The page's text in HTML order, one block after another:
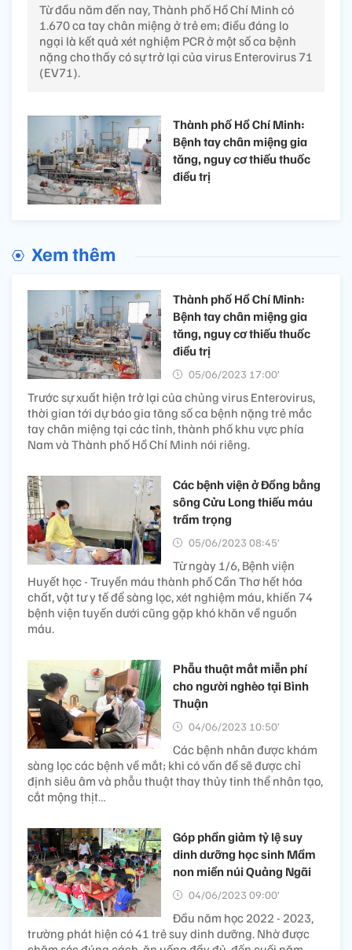
Từ đầu năm đến nay, Thành phố Hồ Chí Minh có
1.670 ca tay chân miệng ở trẻ em; điều đáng lo
ngại là kết quả xét nghiệm PCR ở một số ca bệnh
nặng cho thấy có sự trở lại của virus Enterovirus 71
(EV71).
Thành phố Hồ Chí Minh:
Bệnh tay chân miệng gia
tăng, nguy cơ thiếu thuốc
điều trị
Xem thêm
Thành phố Hồ Chí Minh:
Bệnh tay chân miệng gia
tăng, nguy cơ thiếu thuốc
điều trị
05/06/2023 17:00’
Trước sự xuất hiện trở lại của chủng virus Enterovirus,
thời gian tới dự báo gia tăng số ca bệnh nặng trẻ mắc
tay chân miệng tại các tỉnh, thành phố khu vực phía
Nam và Thành phố Hồ Chí Minh nói riêng.
Các bệnh viện ở Đồng bằng
sông Cửu Long thiếu máu
trầm trọng
05/06/2023 08:45’
Từ ngày 1/6, Bệnh viện
Huyết học - Truyền máu thành phố Cần Thơ hết hóa
chất, vật tư y tế để sàng lọc, xét nghiệm máu, khiến 74
bệnh viện tuyến dưới cũng gặp khó khăn về nguồn
máu.
Phẫu thuật mắt miễn phí
cho người nghèo tại Bình
Thuận
04/06/2023 10:50’
Các bệnh nhân được khám
sàng lọc các bệnh về mắt; khi có vấn đề sẽ được chỉ
định siêu âm và phẫu thuật thay thủy tinh thể nhân tạo,
cắt mộng thịt…
Góp phần giảm tỷ lệ suy
dinh dưỡng học sinh Mầm
non miền núi Quảng Ngãi
04/06/2023 09:00’
Đầu năm học 2022 - 2023,
trường phát hiện có 41 trẻ suy dinh dưỡng. Nhờ được